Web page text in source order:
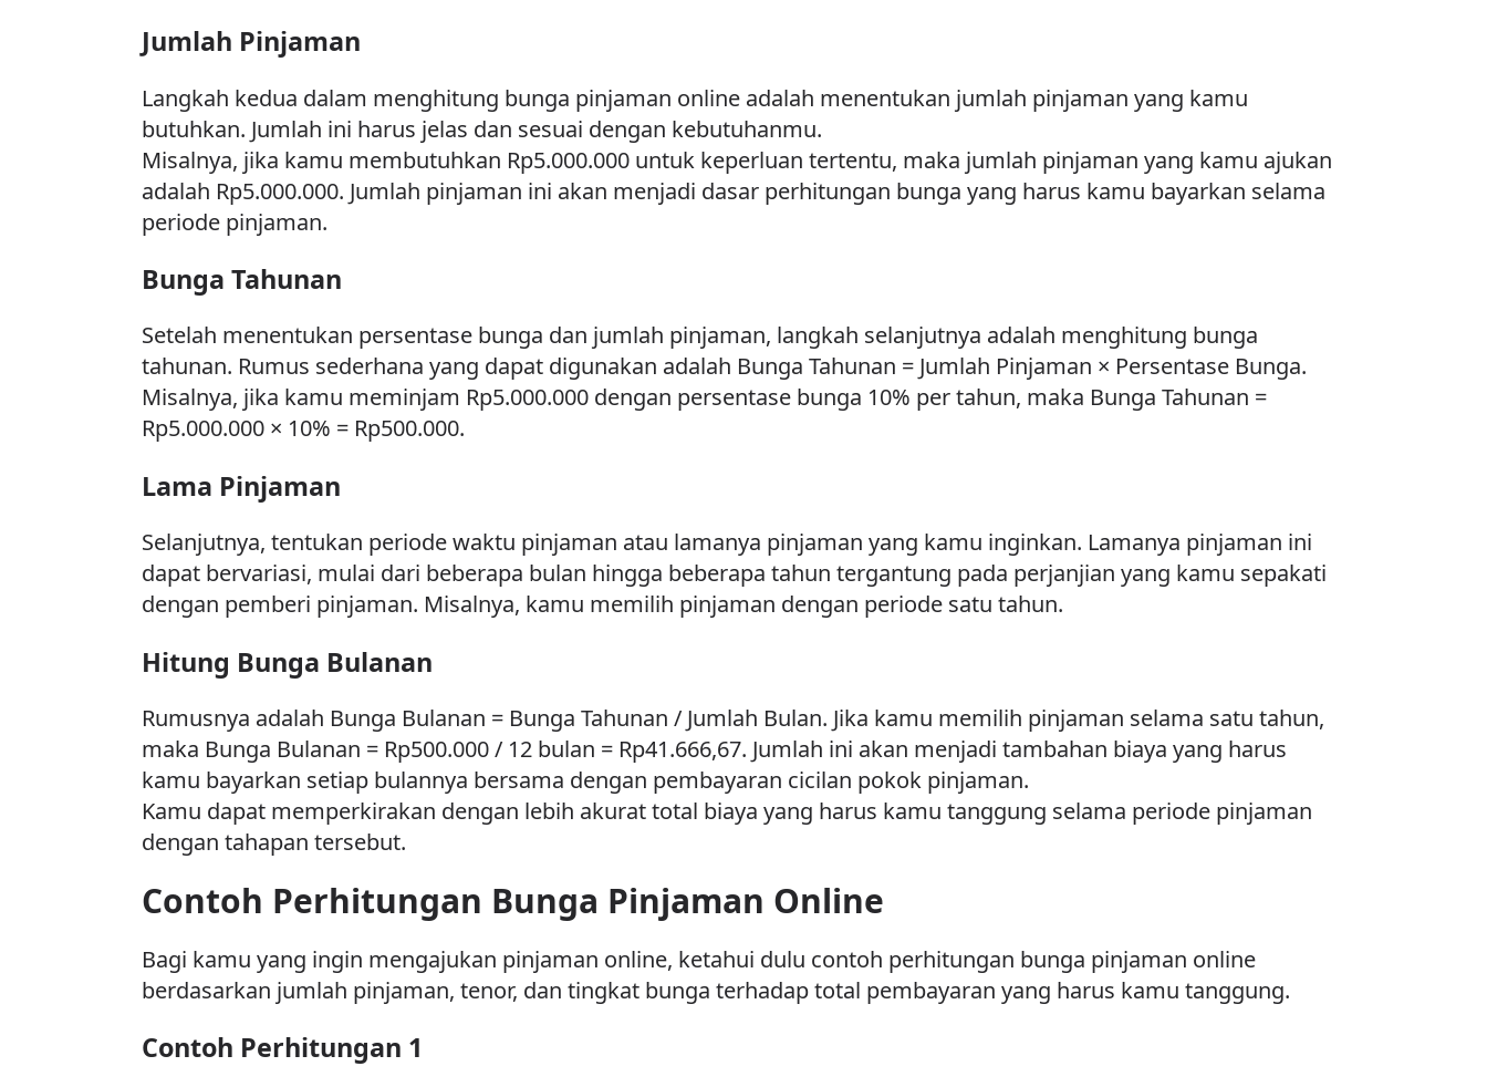
Jumlah Pinjaman
Langkah kedua dalam menghitung bunga pinjaman online adalah menentukan jumlah pinjaman yang kamu
butuhkan. Jumlah ini harus jelas dan sesuai dengan kebutuhanmu.
Misalnya, jika kamu membutuhkan Rp5.000.000 untuk keperluan tertentu, maka jumlah pinjaman yang kamu ajukan
adalah Rp5.000.000. Jumlah pinjaman ini akan menjadi dasar perhitungan bunga yang harus kamu bayarkan selama
periode pinjaman.
Bunga Tahunan
Setelah menentukan persentase bunga dan jumlah pinjaman, langkah selanjutnya adalah menghitung bunga
tahunan. Rumus sederhana yang dapat digunakan adalah Bunga Tahunan = Jumlah Pinjaman × Persentase Bunga.
Misalnya, jika kamu meminjam Rp5.000.000 dengan persentase bunga 10% per tahun, maka Bunga Tahunan =
Rp5.000.000 × 10% = Rp500.000.
Lama Pinjaman
Selanjutnya, tentukan periode waktu pinjaman atau lamanya pinjaman yang kamu inginkan. Lamanya pinjaman ini
dapat bervariasi, mulai dari beberapa bulan hingga beberapa tahun tergantung pada perjanjian yang kamu sepakati
dengan pemberi pinjaman. Misalnya, kamu memilih pinjaman dengan periode satu tahun.
Hitung Bunga Bulanan
Rumusnya adalah Bunga Bulanan = Bunga Tahunan / Jumlah Bulan. Jika kamu memilih pinjaman selama satu tahun,
maka Bunga Bulanan = Rp500.000 / 12 bulan = Rp41.666,67. Jumlah ini akan menjadi tambahan biaya yang harus
kamu bayarkan setiap bulannya bersama dengan pembayaran cicilan pokok pinjaman.
Kamu dapat memperkirakan dengan lebih akurat total biaya yang harus kamu tanggung selama periode pinjaman
dengan tahapan tersebut.
Contoh Perhitungan Bunga Pinjaman Online
Bagi kamu yang ingin mengajukan pinjaman online, ketahui dulu contoh perhitungan bunga pinjaman online
berdasarkan jumlah pinjaman, tenor, dan tingkat bunga terhadap total pembayaran yang harus kamu tanggung.
Contoh Perhitungan 1